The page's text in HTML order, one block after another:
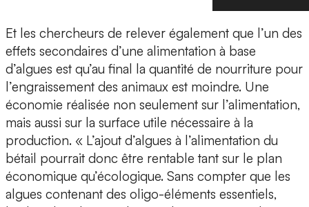
Et les chercheurs de relever également que l’un des
effets secondaires d’une alimentation à base
d’algues est qu’au final la quantité de nourriture pour
l’engraissement des animaux est moindre. Une
économie réalisée non seulement sur l’alimentation,
mais aussi sur la surface utile nécessaire à la
production. « L’ajout d’algues à l’alimentation du
bétail pourrait donc être rentable tant sur le plan
économique qu’écologique. Sans compter que les
algues contenant des oligo-éléments essentiels,